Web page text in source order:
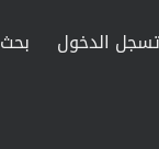
تسجل الدخول بحث